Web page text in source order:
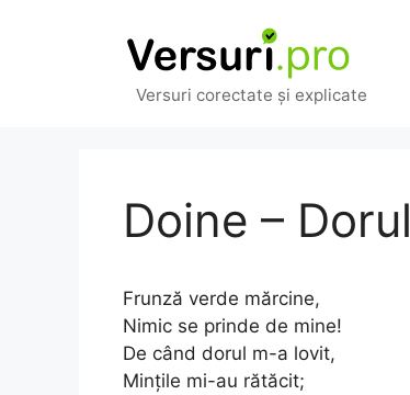
Versuri corectate și explicate
Doine – Dorul
Frunză verde mărcine,
Nimic se prinde de mine!
De când dorul m-a lovit,
Mințile mi-au rătăcit;